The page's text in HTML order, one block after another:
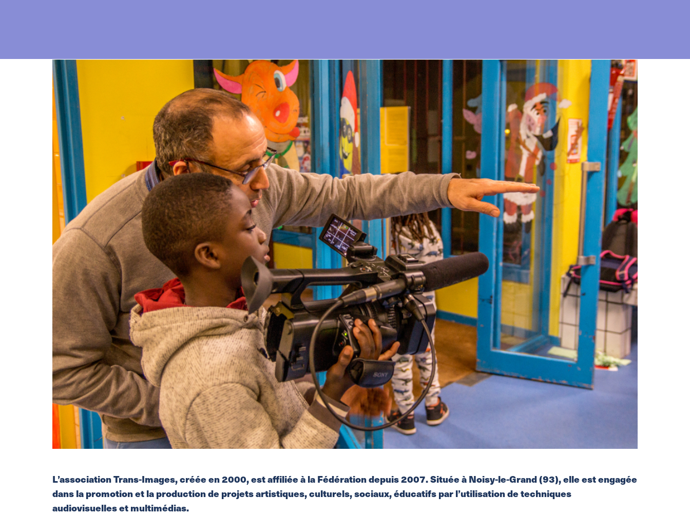
L’association Trans-Images, créée en 2000, est affiliée à la Fédération depuis 2007. Située à Noisy-le-Grand (93), elle est engagée
dans la promotion et la production de projets artistiques, culturels, sociaux, éducatifs par l’utilisation de techniques
audiovisuelles et multimédias.